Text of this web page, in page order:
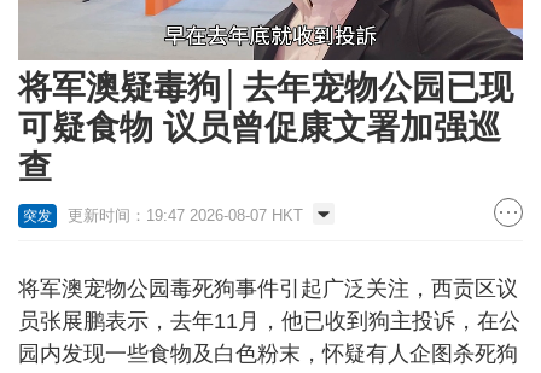
Loaded:
54.60%
将军澳疑毒狗│去年宠物公园已现
可疑食物 议员曾促康文署加强巡
查
突发 更新时间：19:47 2026-08-07 HKT
将军澳宠物公园毒死狗事件引起广泛关注，西贡区议
员张展鹏表示，去年11月，他已收到狗主投诉，在公
园内发现一些食物及白色粉末，怀疑有人企图杀死狗